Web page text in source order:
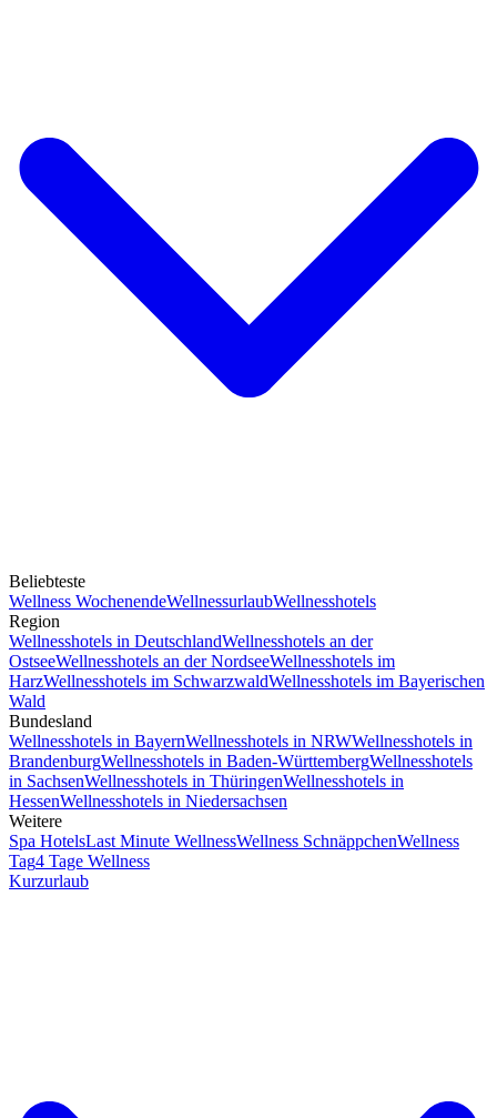
Beliebteste
Wellness WochenendeWellnessurlaubWellnesshotels
Region
Wellnesshotels in DeutschlandWellnesshotels an der
OstseeWellnesshotels an der NordseeWellnesshotels im
HarzWellnesshotels im SchwarzwaldWellnesshotels im Bayerischen
Wald
Bundesland
Wellnesshotels in BayernWellnesshotels in NRWWellnesshotels in
BrandenburgWellnesshotels in Baden-WürttembergWellnesshotels
in SachsenWellnesshotels in ThüringenWellnesshotels in
HessenWellnesshotels in Niedersachsen
Weitere
Spa HotelsLast Minute WellnessWellness SchnäppchenWellness
Tag4 Tage Wellness
Kurzurlaub